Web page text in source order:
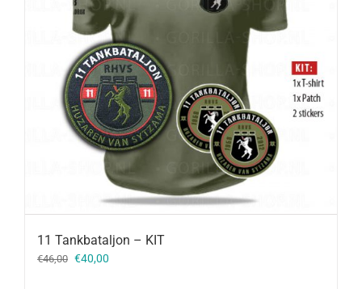
11 Tankbataljon – KIT
€46,00 Oorspronkelijke
€40,00